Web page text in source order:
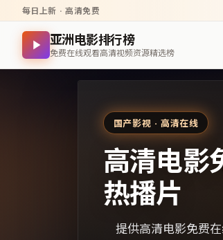
每日上新 · 高清免费
亚洲电影排行榜
免费在线观看高清视频资源精选榜
国产影视 · 高清在线
高清电影
热播片
提供高清电影免费